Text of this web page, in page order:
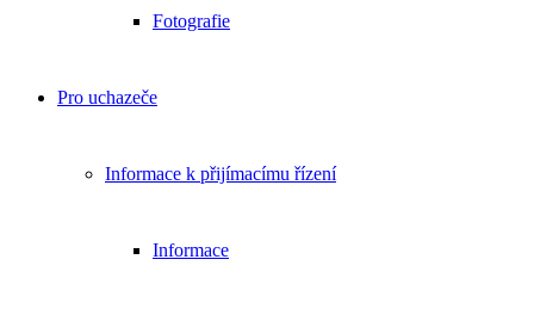
Fotografie
Pro uchazeče
Informace k přijímacímu řízení
Informace